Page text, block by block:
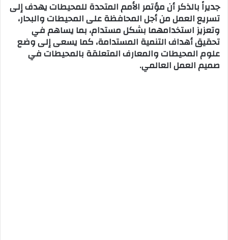
جديراً بالذكر أن مؤتمر الأمم المتحدة للمحيطات يهدف إلى
تسريع العمل من أجل المحافظة على المحيطات والبحار،
وتعزيز استخدامهما بشكل مستدام، بما يساهم في
تحقيق أهداف التنمية المستدامة، كما يسعى إلى وضع
علوم المحيطات والمعارف المتعلقة بالمحيطات في
صميم العمل العالمي.